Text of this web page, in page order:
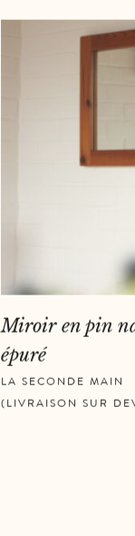
Miroir en pin
épuré